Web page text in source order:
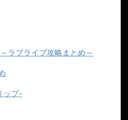
ラブライブ攻略まとめ～
ップ-